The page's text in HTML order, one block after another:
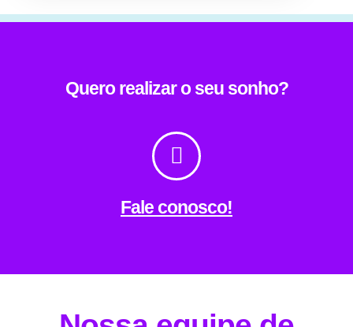
Quero realizar o seu sonho?
Fale conosco!